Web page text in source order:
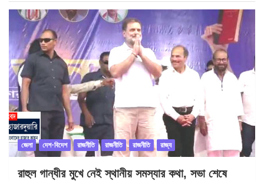
জেলা দেশ-বিদেশ রাজনীতি রাজনীতি রাজনীতি রাজ্য
রাহুল গান্ধীর মুখে নেই স্থানীয় সমস্যার কথা, সভা শেষে